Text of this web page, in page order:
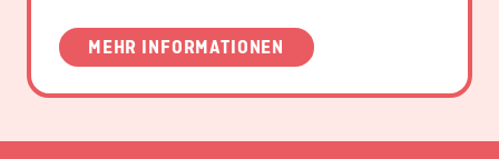
MEHR INFORMATIONEN